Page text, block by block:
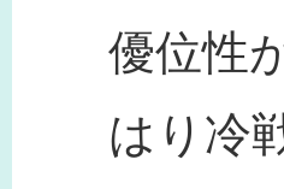
優位性
はり冷